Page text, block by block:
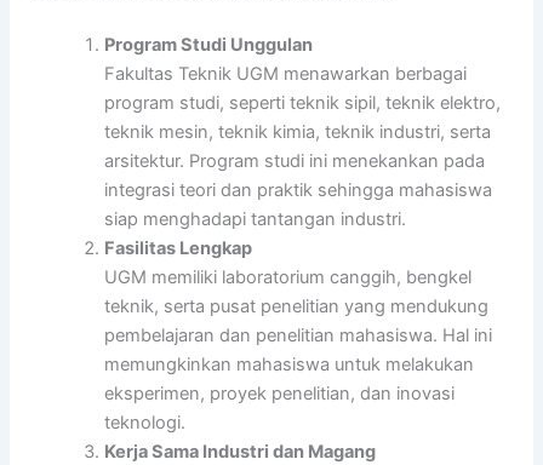
Program Studi Unggulan
Fakultas Teknik UGM menawarkan berbagai
program studi, seperti teknik sipil, teknik elektro,
teknik mesin, teknik kimia, teknik industri, serta
arsitektur. Program studi ini menekankan pada
integrasi teori dan praktik sehingga mahasiswa
siap menghadapi tantangan industri.
Fasilitas Lengkap
UGM memiliki laboratorium canggih, bengkel
teknik, serta pusat penelitian yang mendukung
pembelajaran dan penelitian mahasiswa. Hal ini
memungkinkan mahasiswa untuk melakukan
eksperimen, proyek penelitian, dan inovasi
teknologi.
Kerja Sama Industri dan Magang